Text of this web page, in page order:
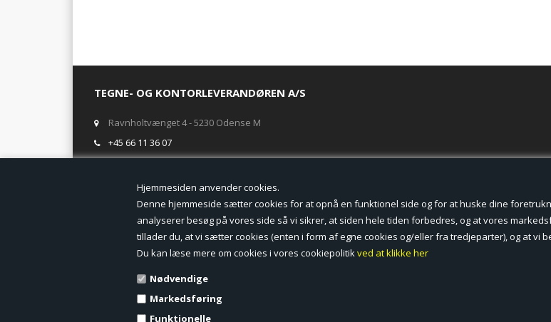
Hjemmesiden anvender cookies.
Denne hjemmeside sætter cookies for at opnå en funktionel side og for at huske dine
analyserer besøg på vores side så vi sikrer, at siden hele tiden forbedres, og at vores
tillader du, at vi sætter cookies (enten i form af egne cookies og/eller fra tredjeparter), og at vi
Du kan læse mere om cookies i vores cookiepolitikved at klikke her
Nødvendige
Markedsføring
Funktionelle
TEGNE- OG KONTORLEVERANDØREN A/S
Ravnholtvænget 4 - 5230 Odense M
+45 66 11 36 07
ÅBNINGSTIDER I BUTIKKEN
Mandag-Fredag: 8.00 - 17.00
Ring gerne for lagerstatus inden besøg i butikken